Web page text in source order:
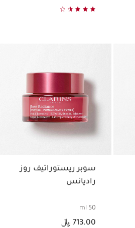
سوبر ريستوراتيف روز
راديانس
50 ml
السعر الحالي هو 713.00 ﷼
713.00 ﷼